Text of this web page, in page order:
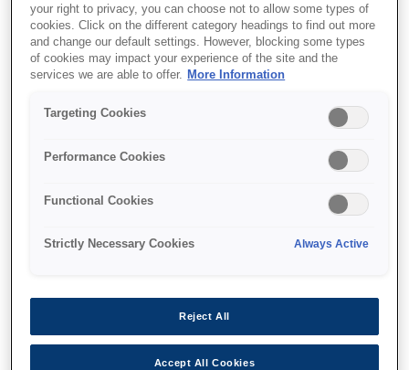
environments that need a
compact, connected receipt
printer with smart device support.
All-in-one
your right to privacy, you can choose not to allow some types of
cookies. Click on the different category headings to find out more
and change our default settings. However, blocking some types
of cookies may impact your experience of the site and the
services we are able to offer.
More Information
Targeting Cookies
Performance Cookies
Functional Cookies
Strictly Necessary Cookies Always Active
Reject All
Accept All Cookies